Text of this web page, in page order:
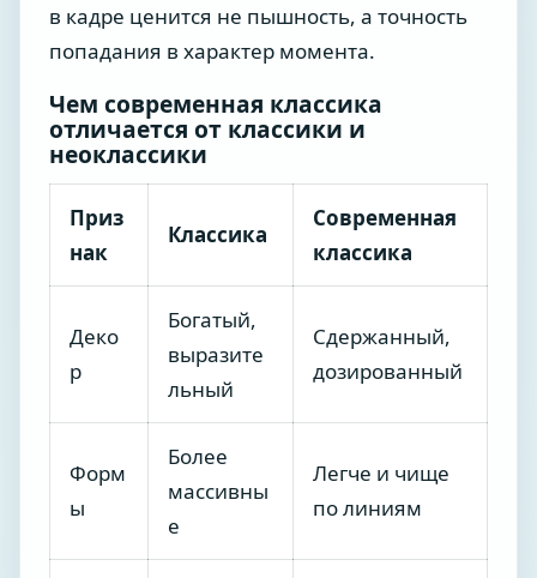
в кадре ценится не пышность, а точность
попадания в характер момента.
Чем современная классика
отличается от классики и
неоклассики
Приз
нак
Классика
Современная
классика
Деко
р
Богатый,
выразите
льный
Сдержанный,
дозированный
Форм
ы
Более
массивны
е
Легче и чище
по линиям